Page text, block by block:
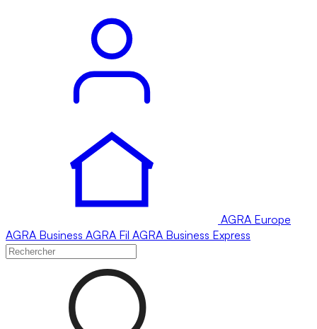
AGRA Europe
AGRA Business AGRA Fil AGRA Business Express